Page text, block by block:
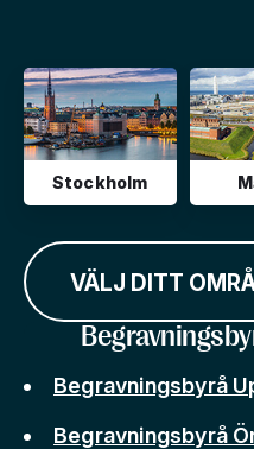
Stockholm
VÄLJ DITT
Begravningsbyrå
Begravningsbyrå